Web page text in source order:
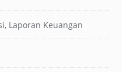
Laporan Keuangan